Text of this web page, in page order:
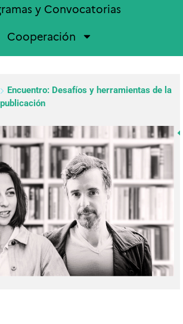
y Convocatorias
Cooperación
Encuentro: Desafíos y herramientas de la